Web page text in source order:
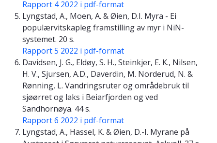
Rapport 4 2022 i pdf-format
Lyngstad, A., Moen, A. & Øien, D.I. Myra - Ei
populærvitskapleg framstilling av myr i NiN-
systemet. 20 s.
Rapport 5 2022 i pdf-format
Davidsen, J. G., Eldøy, S. H., Steinkjer, E. K., Nilsen,
H. V., Sjursen, A.D., Daverdin, M. Norderud, N. &
Rønning, L. Vandringsruter og områdebruk til
sjøørret og laks i Beiarfjorden og ved
Sandhornøya. 44 s.
Rapport 6 2022 i pdf-format
Lyngstad, A., Hassel, K. & Øien, D.-I. Myrane på